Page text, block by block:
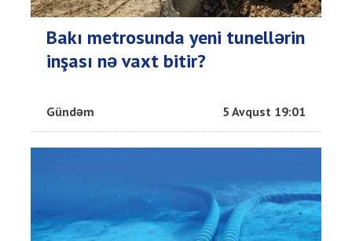
Bakı metrosunda yeni tunellərin
inşası nə vaxt bitir?
Gündəm 5 Avqust 19:01